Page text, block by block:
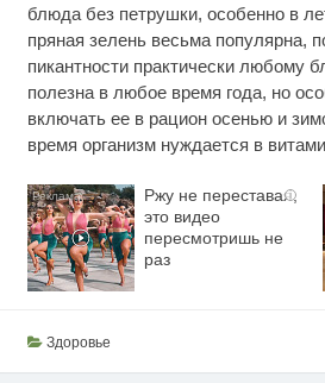
блюда без петрушки, особенно в
пряная зелень весьма популярна,
пикантности практически любому
полезна в любое время года, но
включать ее в рацион осенью и
время организм нуждается в
i
Ржу не переставая,
это видео
пересмотришь не
раз
Здоровье